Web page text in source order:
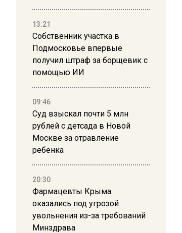
13:21
Собственник участка в
Подмосковье впервые
получил штраф за борщевик с
помощью ИИ
09:46
Суд взыскал почти 5 млн
рублей с детсада в Новой
Москве за отравление
ребенка
20:30
Фармацевты Крыма
оказались под угрозой
увольнения из-за требований
Минздрава